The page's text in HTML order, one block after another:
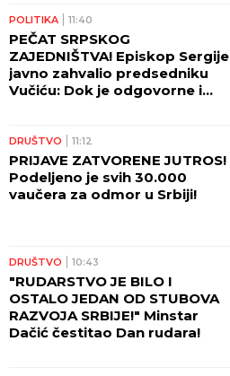
POLITIKA 11:40
PEČAT SRPSKOG
ZAJEDNIŠTVA! Episkop Sergije
javno zahvalio predsedniku
Vučiću: Dok je odgovorne i
DRUŠTVO 11:12
PRIJAVE ZATVORENE JUTROS!
Podeljeno je svih 30.000
vaučera za odmor u Srbiji!
DRUŠTVO 10:43
"RUDARSTVO JE BILO I
OSTALO JEDAN OD STUBOVA
RAZVOJA SRBIJE!" Minstar
Dačić čestitao Dan rudara!